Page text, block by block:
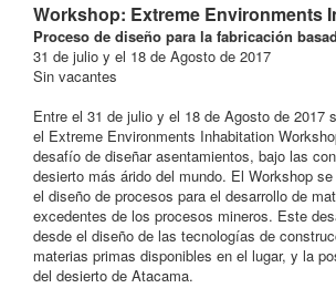
Workshop: Extreme Environments
Proceso de diseño para la fabricación
31 de julio y el 18 de Agosto de 2017
Sin vacantes
Entre el 31 de julio y el 18 de Agosto de 2017
el Extreme Environments Inhabitation
desafío de diseñar asentamientos, bajo las
desierto más árido del mundo. El Workshop
el diseño de procesos para el desarrollo de
excedentes de los procesos mineros. Este
desde el diseño de las tecnologías de
materias primas disponibles en el lugar, y la
del desierto de Atacama.